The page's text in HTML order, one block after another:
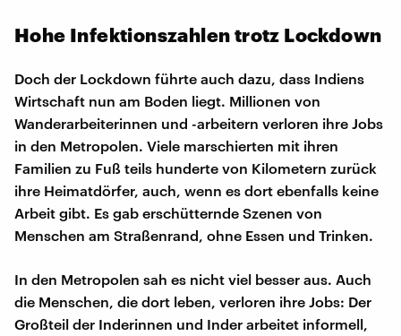
Hohe Infektionszahlen trotz Lockdown
Doch der Lockdown führte auch dazu, dass Indiens
Wirtschaft nun am Boden liegt. Millionen von
Wanderarbeiterinnen und -arbeitern verloren ihre Jobs
in den Metropolen. Viele marschierten mit ihren
Familien zu Fuß teils hunderte von Kilometern zurück
ihre Heimatdörfer, auch, wenn es dort ebenfalls keine
Arbeit gibt. Es gab erschütternde Szenen von
Menschen am Straßenrand, ohne Essen und Trinken.
In den Metropolen sah es nicht viel besser aus. Auch
die Menschen, die dort leben, verloren ihre Jobs: Der
Großteil der Inderinnen und Inder arbeitet informell,